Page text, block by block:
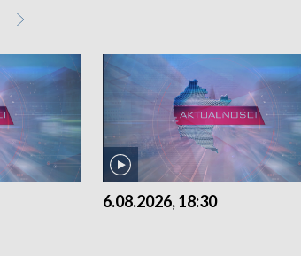
6.08.2026, 18:30